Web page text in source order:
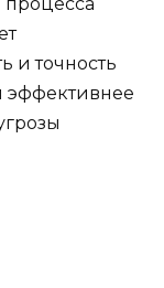
и точность
эффективнее